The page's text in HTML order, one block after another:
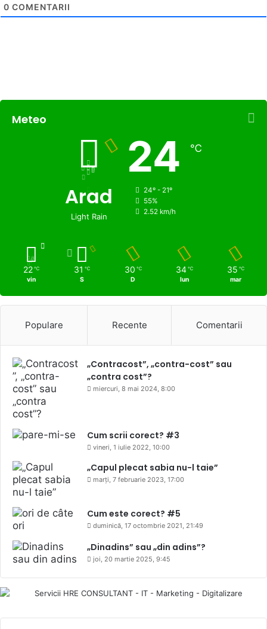
0 COMENTARII
Meteo
Arad
Light Rain
24 ℃
24º - 21º
55%
2.52 km/h
22 ℃
vin
31 ℃
S
30 ℃
D
34 ℃
lun
35 ℃
mar
Populare Recente Comentarii
„Contracost”, „contra-cost” sau
„contra cost”?
miercuri, 8 mai 2024, 8:00
Cum scrii corect? #3
vineri, 1 iulie 2022, 10:00
„Capul plecat sabia nu-l taie”
marți, 7 februarie 2023, 17:00
Cum este corect? #5
duminică, 17 octombrie 2021, 21:49
„Dinadins” sau „din adins”?
joi, 20 martie 2025, 9:45